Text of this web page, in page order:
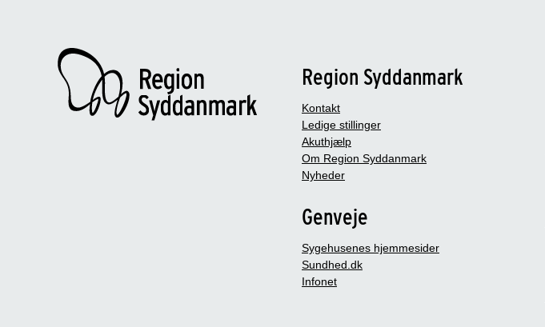
Region Syddanmark
Kontakt
Ledige stillinger
Akuthjælp
Om Region Syddanmark
Nyheder
Genveje
Sygehusenes hjemmesider
Sundhed.dk
Infonet